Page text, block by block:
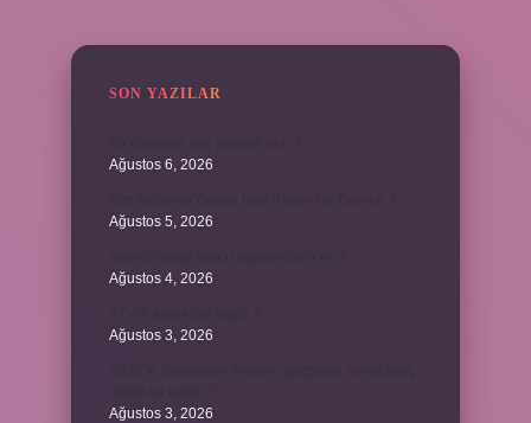
SON YAZILAR
Ağustos 6, 2026
Ağustos 5, 2026
Ağustos 4, 2026
Ağustos 3, 2026
Ağustos 3, 2026